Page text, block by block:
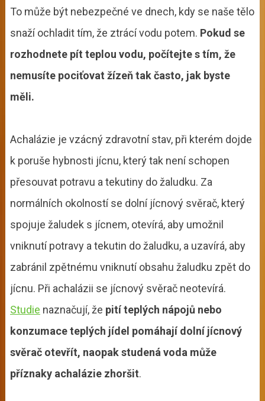
To může být nebezpečné ve dnech, kdy se naše tělo
snaží ochladit tím, že ztrácí vodu potem. Pokud se
rozhodnete pít teplou vodu, počítejte s tím, že
nemusíte pociťovat žízeň tak často, jak byste
měli.
Achalázie je vzácný zdravotní stav, při kterém dojde
k poruše hybnosti jícnu, který tak není schopen
přesouvat potravu a tekutiny do žaludku. Za
normálních okolností se dolní jícnový svěrač, který
spojuje žaludek s jícnem, otevírá, aby umožnil
vniknutí potravy a tekutin do žaludku, a uzavírá, aby
zabránil zpětnému vniknutí obsahu žaludku zpět do
jícnu. Při achalázii se jícnový svěrač neotevírá.
Studie naznačují, že pití teplých nápojů nebo
konzumace teplých jídel pomáhají dolní jícnový
svěrač otevřít, naopak studená voda může
příznaky achalázie zhoršit.